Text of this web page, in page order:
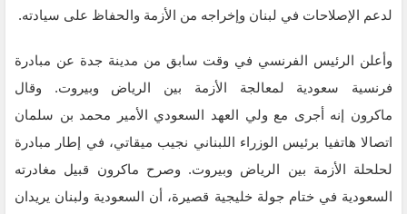
لدعم الإصلاحات في لبنان وإخراجه من الأزمة والحفاظ على سيادته.
وأعلن الرئيس الفرنسي في وقت سابق من مدينة جدة عن مبادرة
فرنسية سعودية لمعالجة الأزمة بين الرياض وبيروت. وقال
ماكرون إنه أجرى مع ولي العهد السعودي الأمير محمد بن سلمان
اتصالا هاتفيا برئيس الوزراء اللبناني نجيب ميقاتي، في إطار مبادرة
لحلحلة الأزمة بين الرياض وبيروت. وصرح ماكرون قبيل مغادرته
السعودية في ختام جولة خليجية قصيرة، أن السعودية ولبنان يريدان